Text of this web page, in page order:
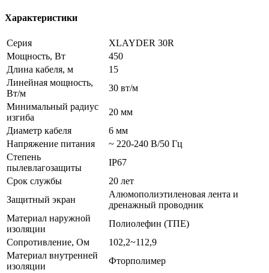
Характеристики
Серия
XLAYDER 30R
Мощность, Вт
450
Длина кабеля, м
15
Линейная мощность,
Вт/м
30 вт/м
Минимальный радиус
изгиба
20 мм
Диаметр кабеля
6 мм
Напряжение питания
~ 220-240 В/50 Гц
Степень
пылевлагозащиты
IP67
Срок службы
20 лет
Защитный экран
Алюмополиэтиленовая лента и
дренажный проводник
Материал наружной
изоляции
Полиолефин (ТПЕ)
Сопротивление, Ом
102,2~112,9
Материал внутренней
изоляции
Фторполимер